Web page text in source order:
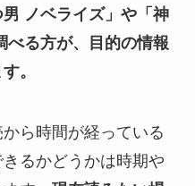
ノベライズ」や「神
べる方が、目的の情報
。
ら時間が経っている
るかどうかは時期や